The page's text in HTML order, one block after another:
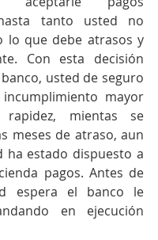
tanto usted no
lo que debe atrasos y
Con esta decisión
usted de seguro
mayor
mientas se
meses de atraso, aun
ha estado dispuesto a
pagos. Antes de
espera el banco le
en ejecución